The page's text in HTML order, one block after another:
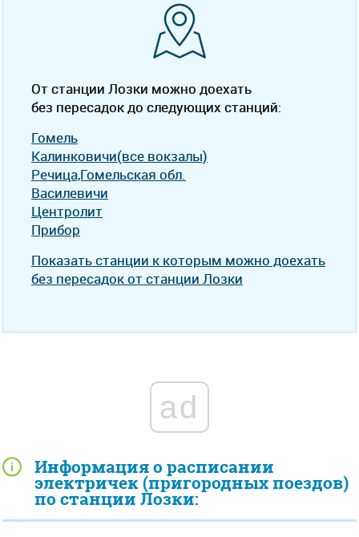
Информация о расписании
электричек (пригородных поездов)
по станции Лозки:
От станции Лозки можно доехать
без пересадок до следующих станций:
Гомель
Калинковичи(все вокзалы)
Речица,Гомельская обл.
Василевичи
Центролит
Прибор
Показать станции к которым можно доехать
без пересадок от станции Лозки
ad